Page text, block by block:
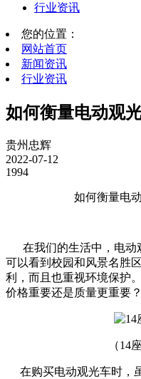
行业资讯
您的位置：
网站首页
新闻资讯
行业资讯
如何衡量电动观
贵州忠辉
2022-07-12
1994
如何衡量电
在我们的生活中，电动
可以看到校园和风景名胜
利，而且也重视环境保护
价格重要还是质量更重要
（14
在购买电动观光车时，